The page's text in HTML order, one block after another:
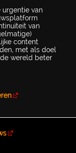
urgentie van
van
content
met als doel
wereld beter